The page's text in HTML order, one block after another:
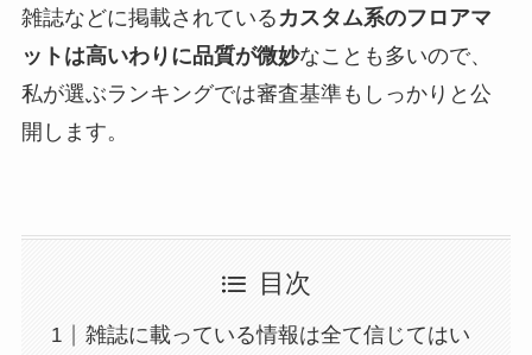
雑誌などに掲載されている カスタム系のフロアマ
ットは高いわりに品質が微妙なことも多いので、
私が選ぶランキングでは審査基準もしっかりと公
開します。
目次
雑誌に載っている情報は全て信じてはい